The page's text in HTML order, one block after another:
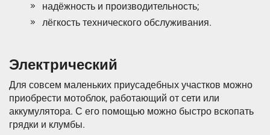
надёжность и производительность;
лёгкость технического обслуживания.
Электрический
Для совсем маленьких приусадебных участков можно
приобрести мотоблок, работающий от сети или
аккумулятора. С его помощью можно быстро вскопать
грядки и клумбы.